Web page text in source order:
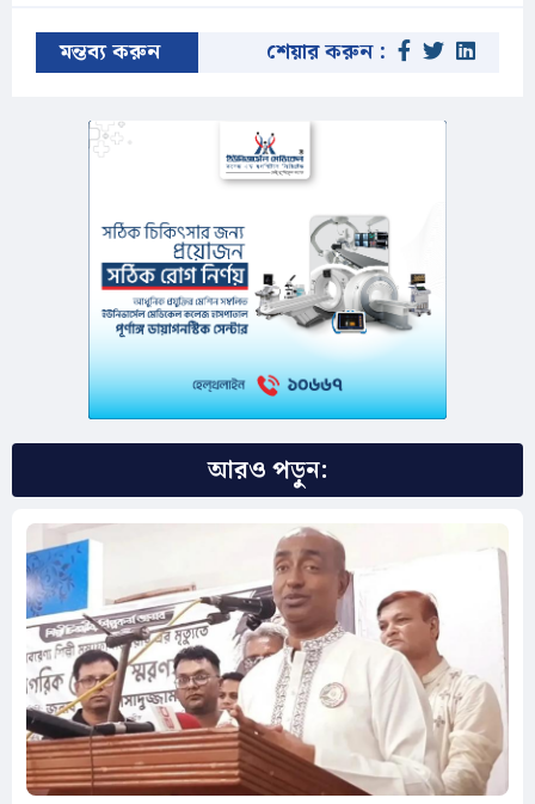
মন্তব্য করুন শেয়ার করুন :
আরও পড়ুন: